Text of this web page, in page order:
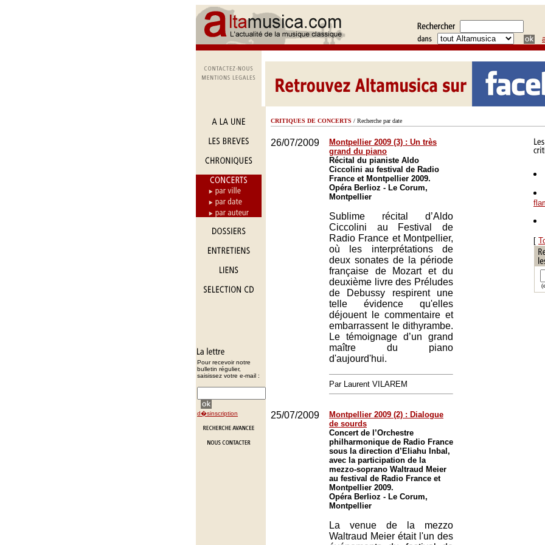
Pour recevoir notre
bulletin régulier,
saisissez votre e-mail :
d�sinscription
CRITIQUES DE CONCERTS / Recherche par date
26/07/2009
Montpellier 2009 (3) : Un très
grand du piano
Récital du pianiste Aldo
Ciccolini au festival de Radio
France et Montpellier 2009.
Opéra Berlioz - Le Corum,
Montpellier
Sublime récital d’Aldo
Ciccolini au Festival de
Radio France et Montpellier,
où les interprétations de
deux sonates de la période
française de Mozart et du
deuxième livre des Préludes
de Debussy respirent une
telle évidence qu'elles
déjouent le commentaire et
embarrassent le dithyrambe.
Le témoignage d’un grand
maître du piano
d'aujourd'hui.
Par Laurent VILAREM
25/07/2009
Montpellier 2009 (2) : Dialogue
de sourds
Concert de l’Orchestre
philharmonique de Radio France
sous la direction d’Eliahu Inbal,
avec la participation de la
mezzo-soprano Waltraud Meier
au festival de Radio France et
Montpellier 2009.
Opéra Berlioz - Le Corum,
Montpellier
La venue de la mezzo
Waltraud Meier était l'un des
[